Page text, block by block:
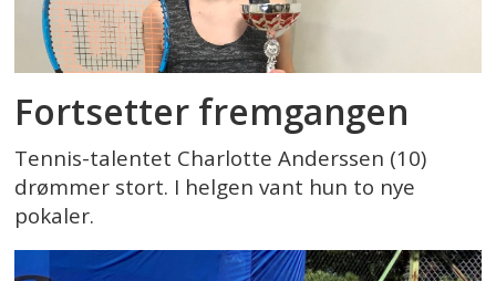
Fortsetter fremgangen
Tennis-talentet Charlotte Anderssen (10)
drømmer stort. I helgen vant hun to nye
pokaler.